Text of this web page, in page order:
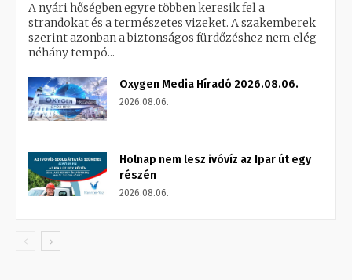
A nyári hőségben egyre többen keresik fel a
strandokat és a természetes vizeket. A szakemberek
szerint azonban a biztonságos fürdőzéshez nem elég
néhány tempó...
Oxygen Media Híradó 2026.08.06.
2026.08.06.
Holnap nem lesz ivóvíz az Ipar út egy
részén
2026.08.06.